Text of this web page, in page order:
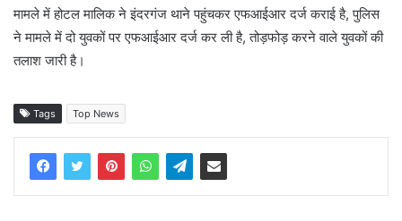
मामले में होटल मालिक ने इंदरगंज थाने पहुंचकर एफआईआर दर्ज कराई है, पुलिस
ने मामले में दो युवकों पर एफआईआर दर्ज कर ली है, तोड़फोड़ करने वाले युवकों की
तलाश जारी है।
Tags Top News